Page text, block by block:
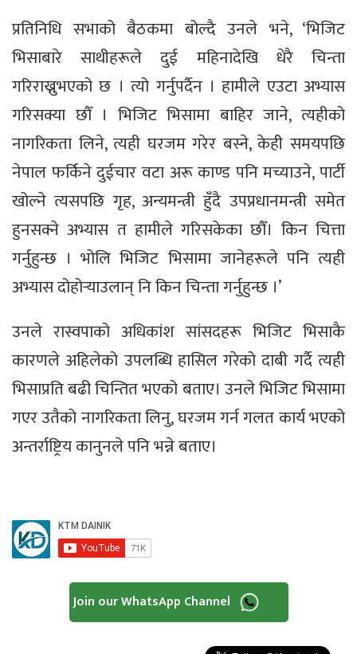
प्रतिनिधि सभाको बैठकमा बोल्दै उनले भने, ‘भिजिट
भिसाबारे साथीहरूले दुई महिनादेखि धेरै चिन्ता
गरिराख्नुभएको छ । त्यो गर्नुपर्दैन । हामीले एउटा अभ्यास
गरिसक्या छौँ । भिजिट भिसामा बाहिर जाने, त्यहीको
नागरिकता लिने, त्यही घरजम गरेर बस्ने, केही समयपछि
नेपाल फर्किने दुईचार वटा अरू काण्ड पनि मच्याउने, पार्टी
खोल्ने त्यसपछि गृह, अन्यमन्त्री हुँदै उपप्रधानमन्त्री समेत
हुनसक्ने अभ्यास त हामीले गरिसकेका छौँ। किन चित्ता
गर्नुहुन्छ । भोलि भिजिट भिसामा जानेहरूले पनि त्यही
अभ्यास दोहोर्‍याउलान् नि किन चिन्ता गर्नुहुन्छ ।’
उनले रास्वपाको अधिकांश सांसदहरू भिजिट भिसाकै
कारणले अहिलेको उपलब्धि हासिल गरेको दाबी गर्दै त्यही
भिसाप्रति बढी चिन्तित भएको बताए। उनले भिजिट भिसामा
गएर उतैको नागरिकता लिनु, घरजम गर्न गलत कार्य भएको
अन्तर्राष्ट्रिय कानुनले पनि भन्ने बताए।
Join our WhatsApp Channel